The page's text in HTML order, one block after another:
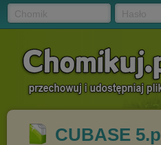
CUBASE